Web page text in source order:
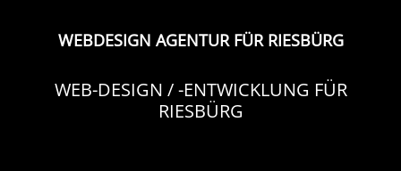
WEBDESIGN AGENTUR FÜR RIESBÜRG
WEB-DESIGN / -ENTWICKLUNG FÜR
RIESBÜRG